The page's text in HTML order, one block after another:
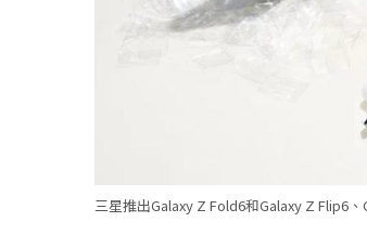
三星推出Galaxy Z Fold6和Galaxy Z Flip6